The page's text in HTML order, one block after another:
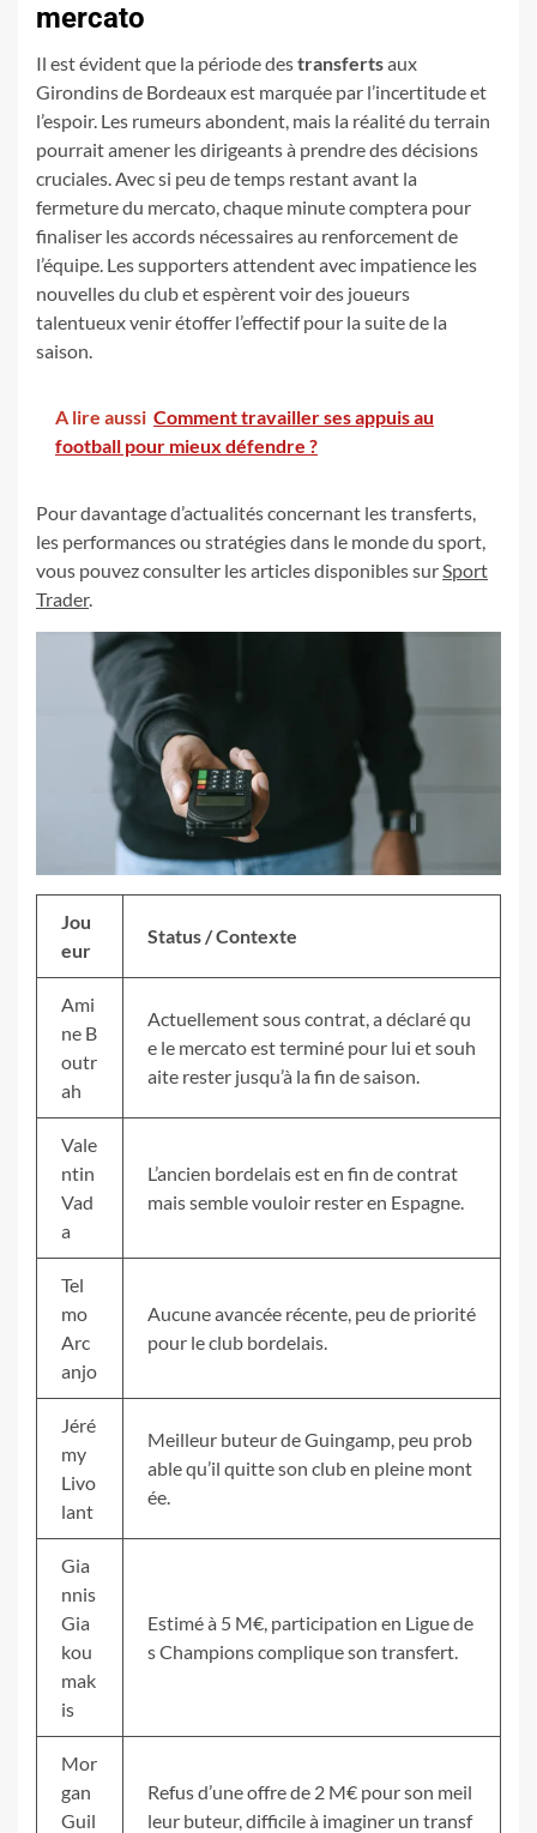
mercato
Il est évident que la période destransfertsaux
Girondins de Bordeaux est marquée par l’incertitude et
l’espoir. Les rumeurs abondent, mais la réalité du terrain
pourrait amener les dirigeants à prendre des décisions
cruciales. Avec si peu de temps restant avant la
fermeture du mercato, chaque minute comptera pour
finaliser les accords nécessaires au renforcement de
l’équipe. Les supporters attendent avec impatience les
nouvelles du club et espèrent voir des joueurs
talentueux venir étoffer l’effectif pour la suite de la
saison.
A lire aussi Comment travailler ses appuis au
football pour mieux défendre ?
Pour davantage d’actualités concernant les transferts,
les performances ou stratégies dans le monde du sport,
vous pouvez consulter les articles disponibles surSport
Trader.
Jou
eur
Status / Contexte
Ami
ne B
outr
ah
Actuellement sous contrat, a déclaré qu
e le mercato est terminé pour lui et souh
aite rester jusqu’à la fin de saison.
Vale
ntin
Vad
a
L’ancien bordelais est en fin de contrat
mais semble vouloir rester en Espagne.
Tel
mo
Arc
anjo
Aucune avancée récente, peu de priorité
pour le club bordelais.
Jéré
my
Livo
lant
Meilleur buteur de Guingamp, peu prob
able qu’il quitte son club en pleine mont
ée.
Gia
nnis
Gia
kou
mak
is
Estimé à 5 M€, participation en Ligue de
s Champions complique son transfert.
Mor
gan
Guil
Refus d’une offre de 2 M€ pour son meil
leur buteur, difficile à imaginer un transf